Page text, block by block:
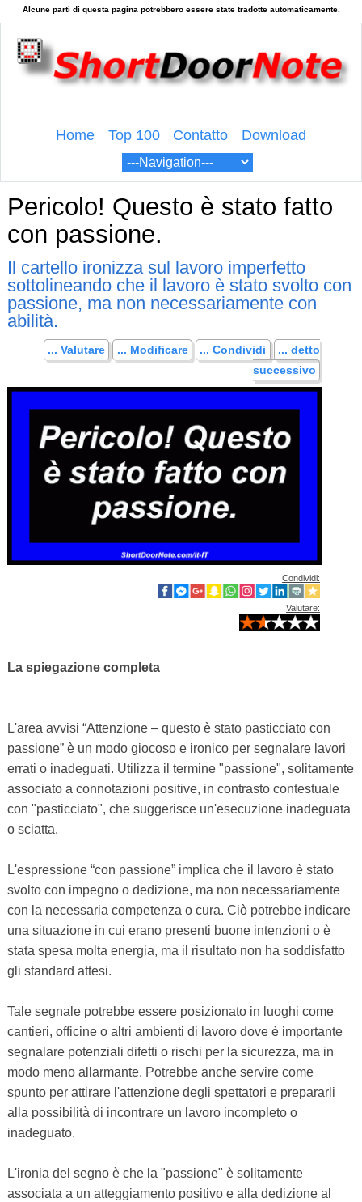
Home Top 100 Contatto Download
Pericolo! Questo è stato fatto
con passione.
Il cartello ironizza sul lavoro imperfetto
sottolineando che il lavoro è stato svolto con
passione, ma non necessariamente con
abilità.
... Valutare ... Modificare ... Condividi
... detto
successivo
Condividi:
Valutare:
La spiegazione completa
L'area avvisi “Attenzione – questo è stato pasticciato con
passione” è un modo giocoso e ironico per segnalare lavori
errati o inadeguati. Utilizza il termine "passione", solitamente
associato a connotazioni positive, in contrasto contestuale
con "pasticciato", che suggerisce un'esecuzione inadeguata
o sciatta.
L'espressione “con passione” implica che il lavoro è stato
svolto con impegno o dedizione, ma non necessariamente
con la necessaria competenza o cura. Ciò potrebbe indicare
una situazione in cui erano presenti buone intenzioni o è
stata spesa molta energia, ma il risultato non ha soddisfatto
gli standard attesi.
Tale segnale potrebbe essere posizionato in luoghi come
cantieri, officine o altri ambienti di lavoro dove è importante
segnalare potenziali difetti o rischi per la sicurezza, ma in
modo meno allarmante. Potrebbe anche servire come
spunto per attirare l'attenzione degli spettatori e prepararli
alla possibilità di incontrare un lavoro incompleto o
inadeguato.
L'ironia del segno è che la "passione" è solitamente
associata a un atteggiamento positivo e alla dedizione al